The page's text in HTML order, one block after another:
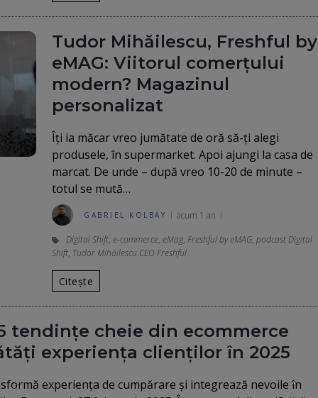
Tudor Mihăilescu, Freshful by
eMAG: Viitorul comerțului
modern? Magazinul
personalizat
Îți ia măcar vreo jumătate de oră să-ți alegi
produsele, în supermarket. Apoi ajungi la casa de
marcat. De unde – după vreo 10-20 de minute –
totul se mută…
GABRIEL KOLBAY acum 1 an
Digital Shift, e-commerce, eMag, Freshful by eMAG, podcast Digital
Shift, Tudor Mihăilescu CEO Freshful
Citește
tendințe cheie din ecommerce
experiența clienților în 2025
experiența de cumpărare și integrează nevoile în